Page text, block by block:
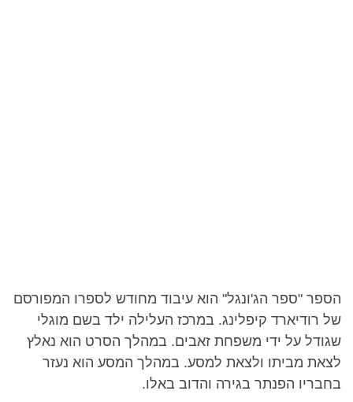
הספר "ספר הג'ונגל" הוא עיבוד מחודש לספרו המפורסם
של רודיארד קיפלינג. במרכז העלילה ילד בשם מוגלי
שגודל על ידי משפחת זאבים. במהלך הסרט הוא נאלץ
לצאת מביתו ולצאת למסע. במהלך המסע הוא נעזר
בחבריו הפנתר בגירה והדוב באלו.